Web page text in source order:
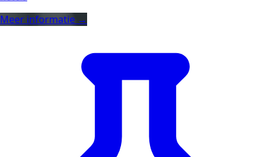
Meer informatie →